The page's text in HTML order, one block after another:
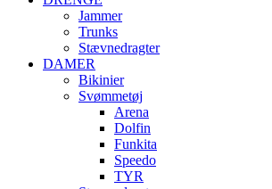
Jammer
Trunks
Stævnedragter
DAMER
Bikinier
Svømmetøj
Arena
Dolfin
Funkita
Speedo
TYR